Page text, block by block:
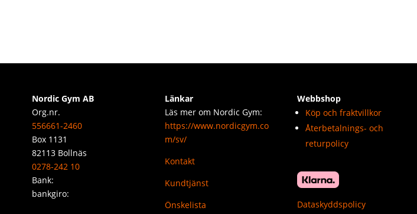
Nordic Gym AB
Org.nr.
556661-2460
Box 1131
82113 Bollnäs
0278-242 10
Bank:
bankgiro:
Länkar
Läs mer om Nordic Gym:
https://www.nordicgym.co
m/sv/
Kontakt
Kundtjänst
Önskelista
Webbshop
Köp och fraktvillkor
Återbetalnings- och
returpolicy
Dataskyddspolicy